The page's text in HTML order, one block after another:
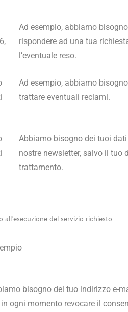
Ad esempio, abbiamo
rispondere ad una tua
l’eventuale reso.
Ad esempio, abbiamo
trattare eventuali reclami.
Abbiamo bisogno dei tuoi
nostre newsletter, salvo il tuo
trattamento.
del servizio richiesto:
bisogno del tuo indirizzo e-
ogni momento revocare il